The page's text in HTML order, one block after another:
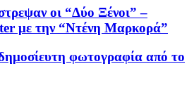
οι “Δύο Ξένοι” –
με την “Ντένη Μαρκορά”
φωτογραφία από το